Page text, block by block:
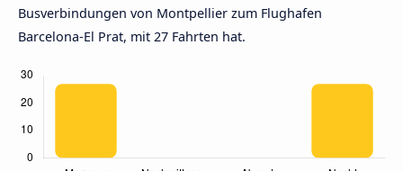
Busverbindungen von Montpellier zum Flughafen
Barcelona-El Prat, mit 27 Fahrten hat.